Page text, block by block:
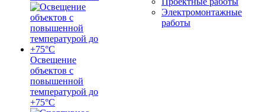
Освещение
объектов с
повышенной
температурой до
+75°C
Электромонтажные
работы